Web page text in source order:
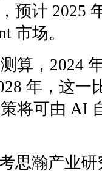
预计 2025
市场。
算，2024
年，这一
将可由 AI
思瀚产业